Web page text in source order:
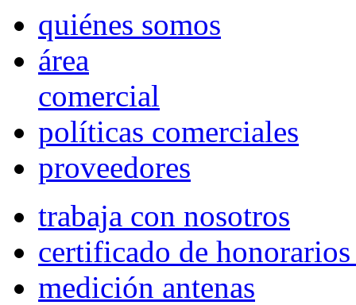
quiénes somos
área
comercial
políticas comerciales
proveedores
trabaja con nosotros
certificado de
medición antenas